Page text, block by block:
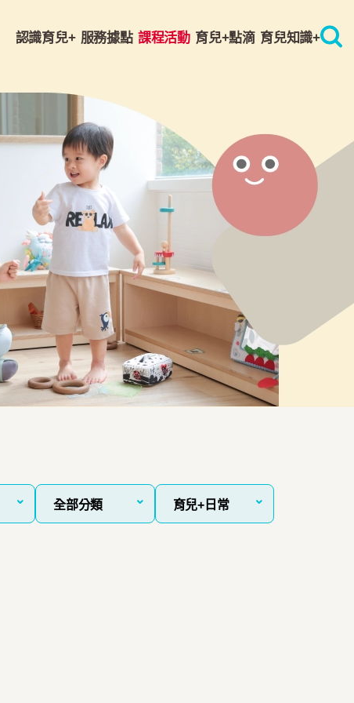
認識育兒+ 服務據點 課程活動 育兒+點滴 育兒知識+
全部分類 育兒+日常